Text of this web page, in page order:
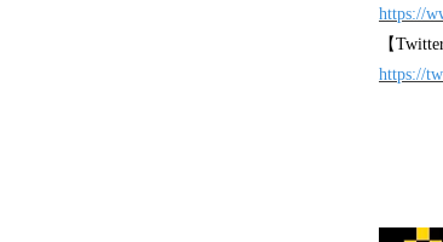
https://
【Twitter
https://